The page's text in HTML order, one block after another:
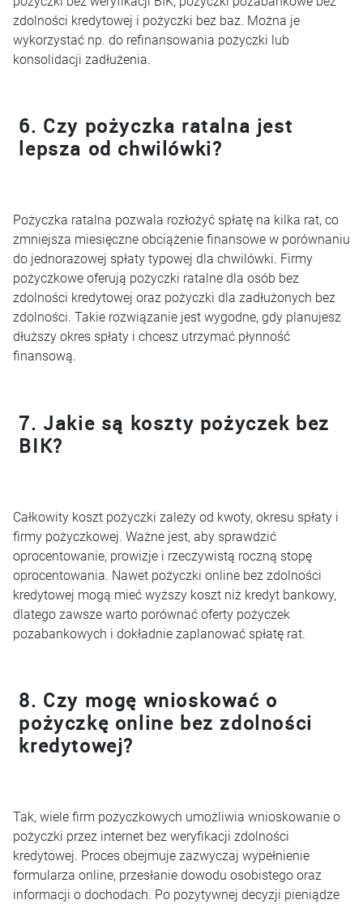
zdolności kredytowej i pożyczki bez baz. Można je
wykorzystać np. do refinansowania pożyczki lub
konsolidacji zadłużenia.
6. Czy pożyczka ratalna jest
lepsza od chwilówki?
Pożyczka ratalna pozwala rozłożyć spłatę na kilka rat, co
zmniejsza miesięczne obciążenie finansowe w porównaniu
do jednorazowej spłaty typowej dla chwilówki. Firmy
pożyczkowe oferują pożyczki ratalne dla osób bez
zdolności kredytowej oraz pożyczki dla zadłużonych bez
zdolności. Takie rozwiązanie jest wygodne, gdy planujesz
dłuższy okres spłaty i chcesz utrzymać płynność
finansową.
7. Jakie są koszty pożyczek bez
BIK?
Całkowity koszt pożyczki zależy od kwoty, okresu spłaty i
firmy pożyczkowej. Ważne jest, aby sprawdzić
oprocentowanie, prowizje i rzeczywistą roczną stopę
oprocentowania. Nawet pożyczki online bez zdolności
kredytowej mogą mieć wyższy koszt niż kredyt bankowy,
dlatego zawsze warto porównać oferty pożyczek
pozabankowych i dokładnie zaplanować spłatę rat.
8. Czy mogę wnioskować o
pożyczkę online bez zdolności
kredytowej?
Tak, wiele firm pożyczkowych umożliwia wnioskowanie o
pożyczki przez internet bez weryfikacji zdolności
kredytowej. Proces obejmuje zazwyczaj wypełnienie
formularza online, przesłanie dowodu osobistego oraz
informacji o dochodach. Po pozytywnej decyzji pieniądze